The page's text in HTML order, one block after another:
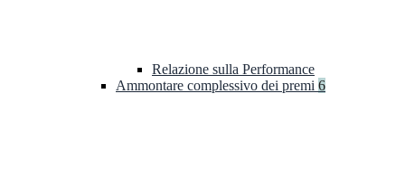
Relazione sulla Performance
Ammontare complessivo dei premi 6